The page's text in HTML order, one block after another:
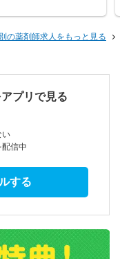
の薬剤師求人をもっと見る
プリで見る
い
信中
する